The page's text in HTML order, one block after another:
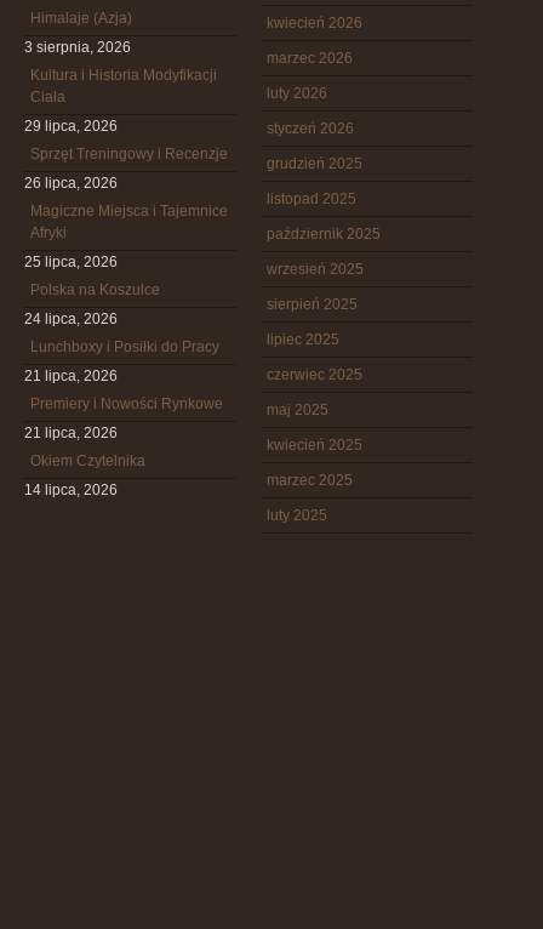
Himalaje (Azja)
3 sierpnia, 2026
Kultura i Historia Modyfikacji
Ciała
29 lipca, 2026
Sprzęt Treningowy i Recenzje
26 lipca, 2026
Magiczne Miejsca i Tajemnice
Afryki
25 lipca, 2026
Polska na Koszulce
24 lipca, 2026
Lunchboxy i Posiłki do Pracy
21 lipca, 2026
Premiery i Nowości Rynkowe
21 lipca, 2026
Okiem Czytelnika
14 lipca, 2026
kwiecień 2026
marzec 2026
luty 2026
styczeń 2026
grudzień 2025
listopad 2025
październik 2025
wrzesień 2025
sierpień 2025
lipiec 2025
czerwiec 2025
maj 2025
kwiecień 2025
marzec 2025
luty 2025